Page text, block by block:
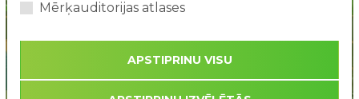
Mērķauditorijas atlases
APSTIPRINU VISU